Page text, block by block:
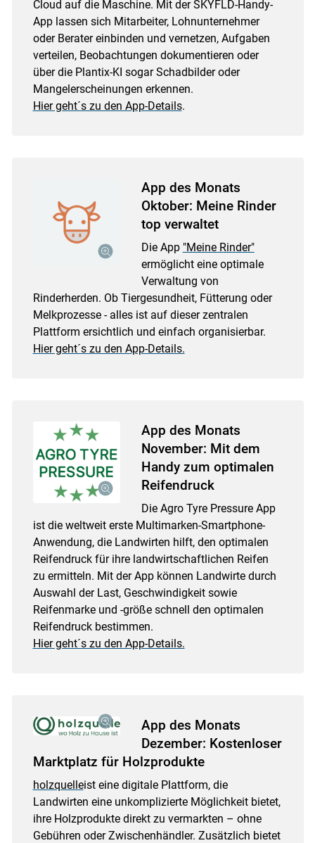
Cloud auf die Maschine. Mit der SKYFLD-Handy-
App lassen sich Mitarbeiter, Lohnunternehmer
oder Berater einbinden und vernetzen, Aufgaben
verteilen, Beobachtungen dokumentieren oder
über die Plantix-KI sogar Schadbilder oder
Mangelerscheinungen erkennen.
Hier geht´s zu den App-Details.
App des Monats
Oktober: Meine Rinder
top verwaltet
Die App "Meine Rinder"
ermöglicht eine optimale
Verwaltung von
Rinderherden. Ob Tiergesundheit, Fütterung oder
Melkprozesse - alles ist auf dieser zentralen
Plattform ersichtlich und einfach organisierbar.
Hier geht´s zu den App-Details.
App des Monats
November: Mit dem
Handy zum optimalen
Reifendruck
Die Agro Tyre Pressure App
ist die weltweit erste Multimarken-Smartphone-
Anwendung, die Landwirten hilft, den optimalen
Reifendruck für ihre landwirtschaftlichen Reifen
zu ermitteln. Mit der App können Landwirte durch
Auswahl der Last, Geschwindigkeit sowie
Reifenmarke und -größe schnell den optimalen
Reifendruck bestimmen.
Hier geht´s zu den App-Details.
App des Monats
Dezember: Kostenloser
Marktplatz für Holzprodukte
holzquelleist eine digitale Plattform, die
Landwirten eine unkomplizierte Möglichkeit bietet,
ihre Holzprodukte direkt zu vermarkten – ohne
Gebühren oder Zwischenhändler. Zusätzlich bietet